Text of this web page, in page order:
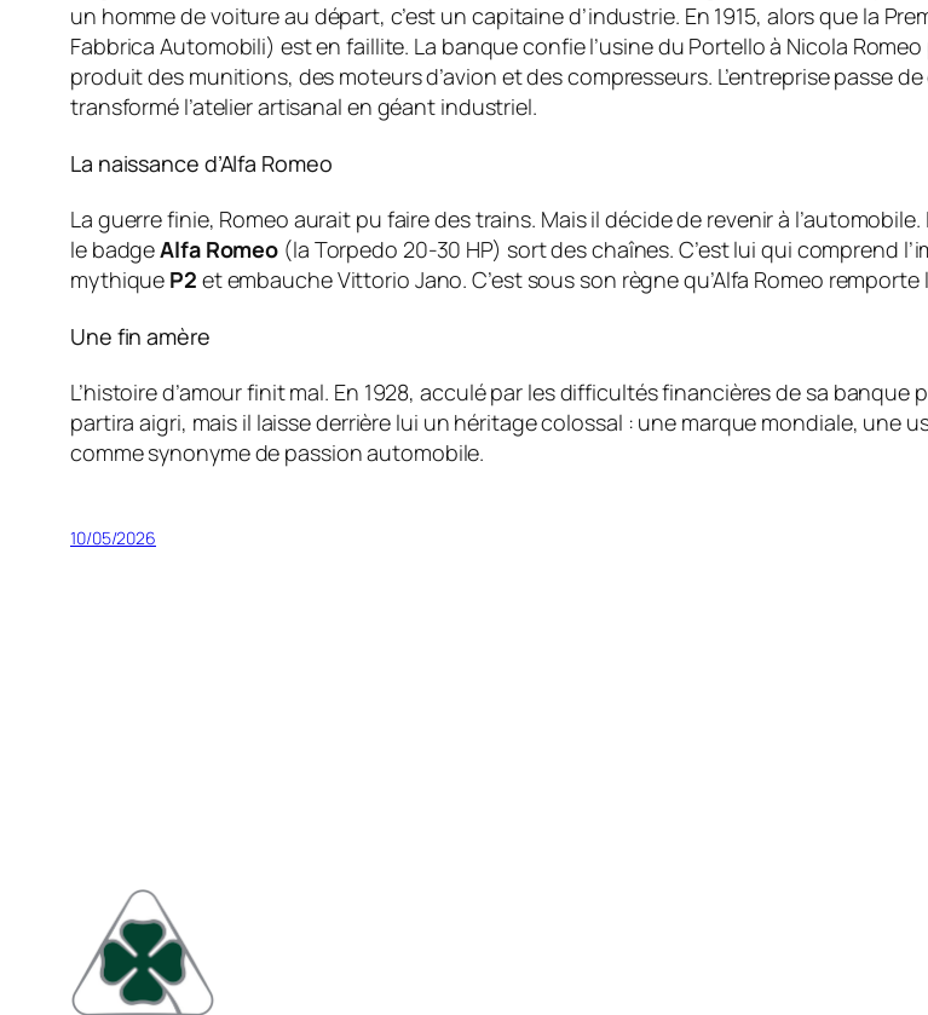
un homme de voiture au départ, c’est un capitaine d’industrie. En 1915, alors que la
Fabbrica Automobili) est en faillite. La banque confie l’usine du Portello à Nicola
produit des munitions, des moteurs d’avion et des compresseurs. L’entreprise passe
transformé l’atelier artisanal en géant industriel.
La naissance d’Alfa Romeo
La guerre finie, Romeo aurait pu faire des trains. Mais il décide de revenir à
le badgeAlfa Romeo (la Torpedo 20-30 HP) sort des chaînes. C’est lui qui comprend
mythique P2 et embauche Vittorio Jano. C’est sous son règne qu’Alfa Romeo
Une fin amère
L’histoire d’amour finit mal. En 1928, acculé par les difficultés financières de sa
partira aigri, mais il laisse derrière lui un héritage colossal : une marque mondiale, une
comme synonyme de passion automobile.
10/05/2026